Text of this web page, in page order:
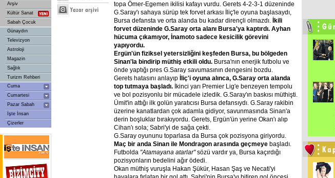
Arşiv
Kültür Sanat
Sabah Çocuk
Günaydın
Televizyon
Astroloji
Magazin
Sağlık
Turizm Rehberi
Cuma
Cumartesi
Pazar Sabah
İşte İnsan
Çizerler
topa Ömer-Egemen ikilisi kafayı vurdu. Gerets 4-2-3-1 düzeninde
G.Saray'ı sahaya sürüp tek forvet arkası İliç'le oyuna başlasaydı,
Bursa defansta ve orta alanda bu kadar dirençli olmazdı. İkili
forvet düzeninde G.Saray orta alanı Bursa'ya kaptırdı. Ayhan
hücuma çıkamıyor, İnamoto sadece kesicilik görevini
yapıyordu.
Ergün'ün fiziksel yetersizliğini keşfeden Bursa, bu bölgeden
Sinan'la bindirip müthiş etkili oldu. Bursa'nın enerjik futbolu ve
önde yaptığı pres G.Saray savumasının dengesini bozdu.
Gerets hatasını anlayıp
İliç'i oyuna alınca, G.Saray orta alanda
top tutmaya başladı. İkinci yarı Premier Lig'e benzeyen tempolu
ve bol pozisyonlu bir mücadele izledik. G.Saray'ın baskısı müthişti.
Ümit'in attığı ilk golün yaratıcısı Bursa defansıydı. G.Saray rakibin
üzerine kanatlardan çok adamla gidiyor, savunmasında Sinan'a
derin boşluklar bırakıyordu. Gerets, Ergün'ün yerine Okan'ı alıp
Cihan'ı sola; Sabri'yi de sağa çekti.
G.Saray oyununu toparlasa da Bursa çok pozisyona giriyordu.
Maç bir anda Sinan ile Mondragon arasında geçmeye başladı.
Futbolda "Atamayana atarlar"sözü vardır ya, Bursa kaçırdığı
pozisyonların bedelini ağır ödedi.
Okan müthiş vuruşla Hakan Şükür, Hasan Şaş ve Necati'yi